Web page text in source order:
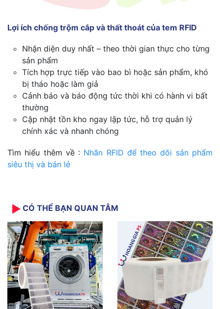
Lợi ích chống trộm cắp và thất thoát của tem RFID
Nhận diện duy nhất – theo thời gian thực cho từng
sản phẩm
Tích hợp trực tiếp vào bao bì hoặc sản phẩm, khó
bị tháo hoặc làm giả
Cảnh báo và báo động tức thời khi có hành vi bất
thường
Cập nhật tồn kho ngay lập tức, hỗ trợ quản lý
chính xác và nhanh chóng
Tìm hiểu thêm về : Nhãn RFID để theo dõi sản phẩm
siêu thị và bán lẻ
CÓ THỂ BẠN QUAN TÂM